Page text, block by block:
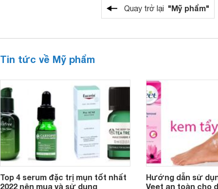
Quay trở lại "Mỹ phẩm"
Tin tức về Mỹ phẩm
Top 4 serum đặc trị mụn tốt nhất
2022 nên mua và sử dụng
Hướng dẫn sử
Veet an toàn cho